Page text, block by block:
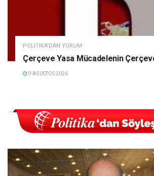
POLITIKA'DAN YORUM
Çerçeve Yasa Mücadelenin
9 AĞUSTOS 2026